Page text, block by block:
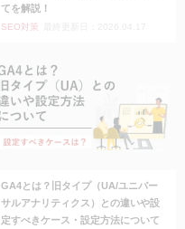
てを解説！
SEO対策
GA4とは？旧タイプ（UA/ユニバー
サルアナリティクス）との違いや設
定すべきケース・設定方法について